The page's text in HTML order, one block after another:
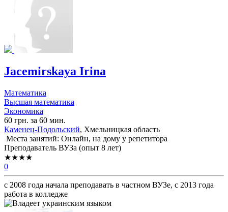
Jacemirskaya Irina
Математика
Высшая математика
Экономика
60 грн. за 60 мин.
Каменец-Подольский, Хмельницкая область
Места занятий: Онлайн, на дому у репетитора
Преподаватель ВУЗа (опыт 8 лет)
★★★★
0
с 2008 года начала преподавать в частном ВУЗе, с 2013 года
работа в колледже